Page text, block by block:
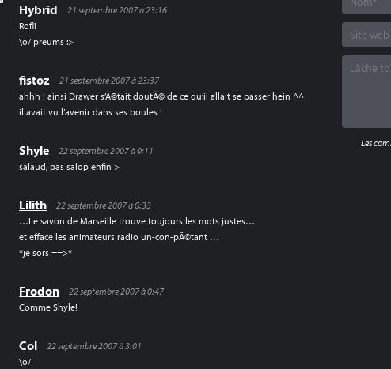
Hybrid
21 septembre 2007 à 23:16
Rofl!
\o/ preums :>
fistoz
21 septembre 2007 à 23:37
ahhh ! ainsi Drawer s’Ã©tait doutÃ© de ce qu’il allait se passer hein ^^
il avait vu l’avenir dans ses boules !
Shyle
22 septembre 2007 à 0:11
salaud, pas salop enfin >
Lilith
22 septembre 2007 à 0:33
…Le savon de Marseille trouve toujours les mots justes…
et efface les animateurs radio un-con-pÃ©tant …
*je sors ==>*
Frodon
22 septembre 2007 à 0:47
Comme Shyle!
Col
22 septembre 2007 à 3:01
\o/
Les